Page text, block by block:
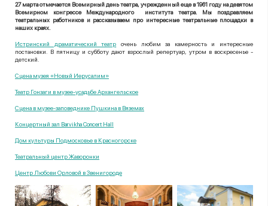
27 марта отмечается Всемирный день театра, учрежденный еще в 1961 году на девятом
Всемирном конгрессе Международного института театра. Мы поздравляем
театральных работников и рассказываем про интересные театральные площадки в
наших краях.
Истринский драматический театр очень любим за камерность и интересные
постановки. В пятницу и субботу дают взрослый репертуар, утром в воскресенье -
детский.
Сцена музея «Новый Иерусалим»
Театр Гонзаги в музее-усадьбе Архангельское
Сцена в музее-заповеднике Пушкина в Вяземах
Концертный зал Barvikha Concert Hall
Дом культуры Подмосковье в Красногорске
Театральный центр Жаворонки
Центр Любови Орловой в Звенигороде